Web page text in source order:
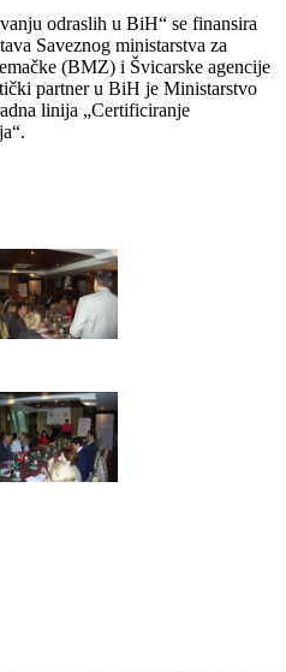
odraslih u BiH“ se finansira
Saveznog ministarstva za
(BMZ) i Švicarske agencije
partner u BiH je Ministarstvo
linija „Certificiranje